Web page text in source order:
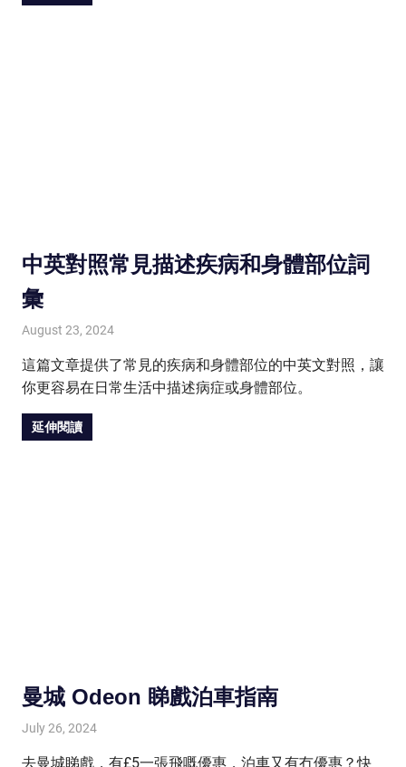
中英對照常見描述疾病和身體部位詞
彙
August 23, 2024
這篇文章提供了常見的疾病和身體部位的中英文對照，讓
你更容易在日常生活中描述病症或身體部位。
延伸閱讀
曼城 Odeon 睇戲泊車指南
July 26, 2024
去曼城睇戲，有£5一張飛嘅優惠，泊車又有冇優惠？快